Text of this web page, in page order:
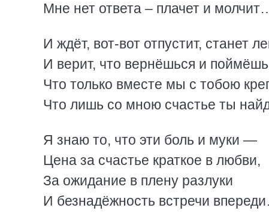
Мне нет ответа – плачет и
И ждёт, вот-вот отпустит, станет
И верит, что вернёшься и
Что только вместе мы с тобою
Что лишь со мною счастье ты
Я знаю то, что эти боль и муки —
Цена за счастье краткое в любви,
За ожидание в плену разлуки
И безнадёжность встречи